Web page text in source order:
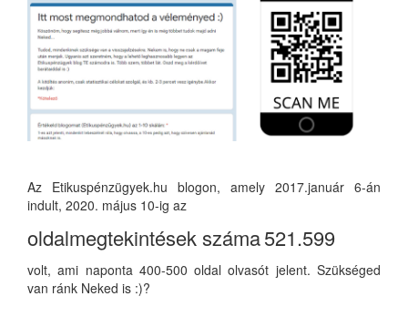
Az Etikuspénzügyek.hu blogon, amely 2017.január 6-án
indult, 2020. május 10-ig az
oldalmegtekintések száma521.599
volt, ami naponta 400-500 oldal olvasót jelent. Szükséged
van ránk Neked is :)?